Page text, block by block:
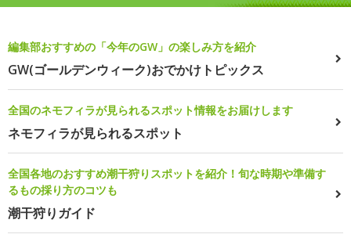
編集部おすすめの「今年のGW」の楽しみ方を紹介
GW(ゴールデンウィーク)おでかけトピックス
全国のネモフィラが見られるスポット情報をお届けします
ネモフィラが見られるスポット
全国各地のおすすめ潮干狩りスポットを紹介！旬な時期や準備す
るもの採り方のコツも
潮干狩りガイド